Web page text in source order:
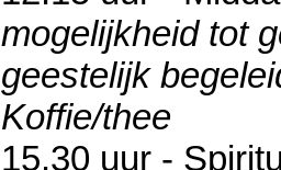
mogelijkheid tot
geestelijk
Koffie/thee
15.30 uur -